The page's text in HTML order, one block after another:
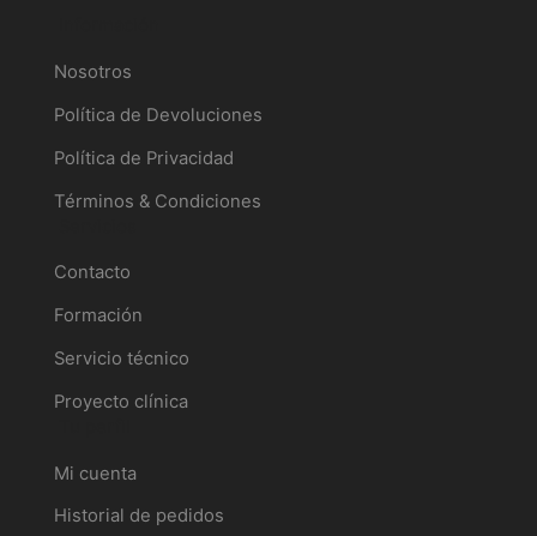
Nosotros
Política de Devoluciones
Política de Privacidad
Términos & Condiciones
Contacto
Formación
Servicio técnico
Proyecto clínica
Mi cuenta
Historial de pedidos